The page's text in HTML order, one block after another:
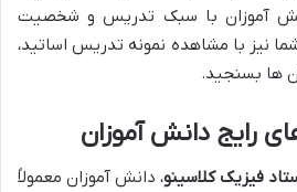
آموزان با سبک تدریس و شخصیت
نیز با مشاهده نمونه تدریس اساتید،
ها بسنجید.
رایج دانش آموزان
فیزیک کلاسینو، دانش آموزان معمولاً